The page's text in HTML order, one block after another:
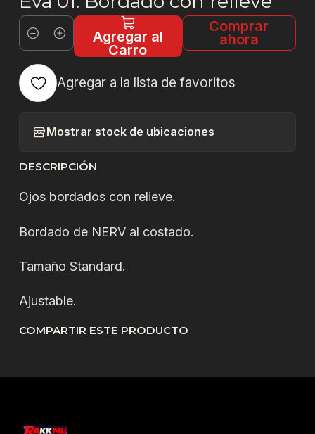
Cantidad Agregar al
Carro
Comprar
ahora
Agregar a la lista de favoritos
Mostrar stock de ubicaciones
DESCRIPCIÓN
Ojos bordados con relieve.
Bordado de NERV al costado.
Tamaño Standard.
Ajustable.
COMPARTIR ESTE PRODUCTO